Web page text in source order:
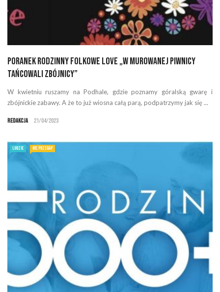
Poranek Rodzinny Folkowe Love „W murowanej piwnicy
tańcowali zbójnicy”
W kwietniu ruszamy na Podhale, gdzie poznamy góralską gwarę i
zbójnickie zabawy. A że to już wiosna całą parą, podpatrzymy jak się ...
Redakcja 21/04/2023
LUDZIE NIE PRZEGAP